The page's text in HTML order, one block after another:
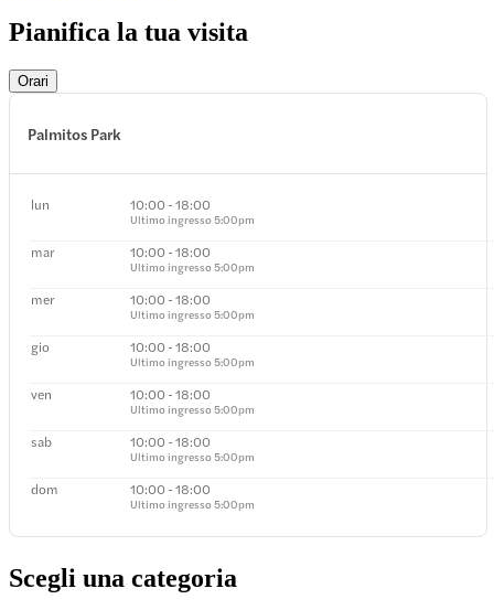
Pianifica la tua visita
Orari
Palmitos Park
lun 10:00 - 18:00
Ultimo ingresso5:00pm
mar 10:00 - 18:00
Ultimo ingresso5:00pm
mer 10:00 - 18:00
Ultimo ingresso5:00pm
gio 10:00 - 18:00
Ultimo ingresso5:00pm
ven 10:00 - 18:00
Ultimo ingresso5:00pm
sab 10:00 - 18:00
Ultimo ingresso5:00pm
dom 10:00 - 18:00
Ultimo ingresso5:00pm
Scegli una categoria